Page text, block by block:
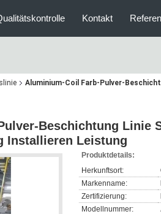
Kontakt
Aluminium-Coil Farb-Pulver-
Beschichtung Linie
Installieren Leistung
Produktdetails:
Herkunftsort:
Markenname:
Zertifizierung:
Modellnummer: